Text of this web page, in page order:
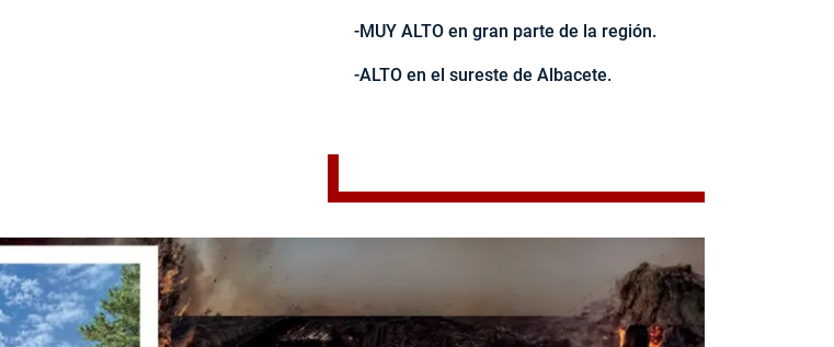
-MUY ALTO en gran parte de la región.
-ALTO en el sureste de Albacete.